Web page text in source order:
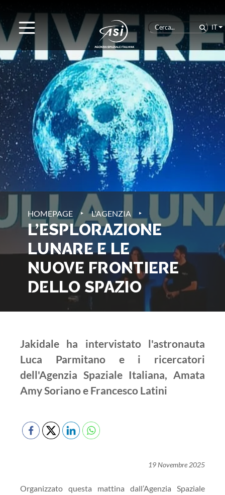
IT
HOMEPAGE ‣ L'AGENZIA ‣
L’ESPLORAZIONE
LUNARE E LE
NUOVE FRONTIERE
DELLO SPAZIO
Jakidale ha intervistato l'astronauta
Luca Parmitano e i ricercatori
dell'Agenzia Spaziale Italiana, Amata
Amy Soriano e Francesco Latini
19 Novembre 2025
Organizzato questa mattina dall’Agenzia Spaziale